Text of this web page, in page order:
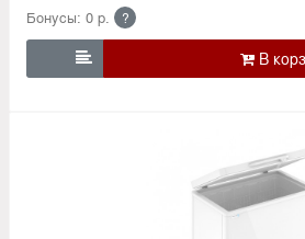
Бонусы: 0 р. ?
